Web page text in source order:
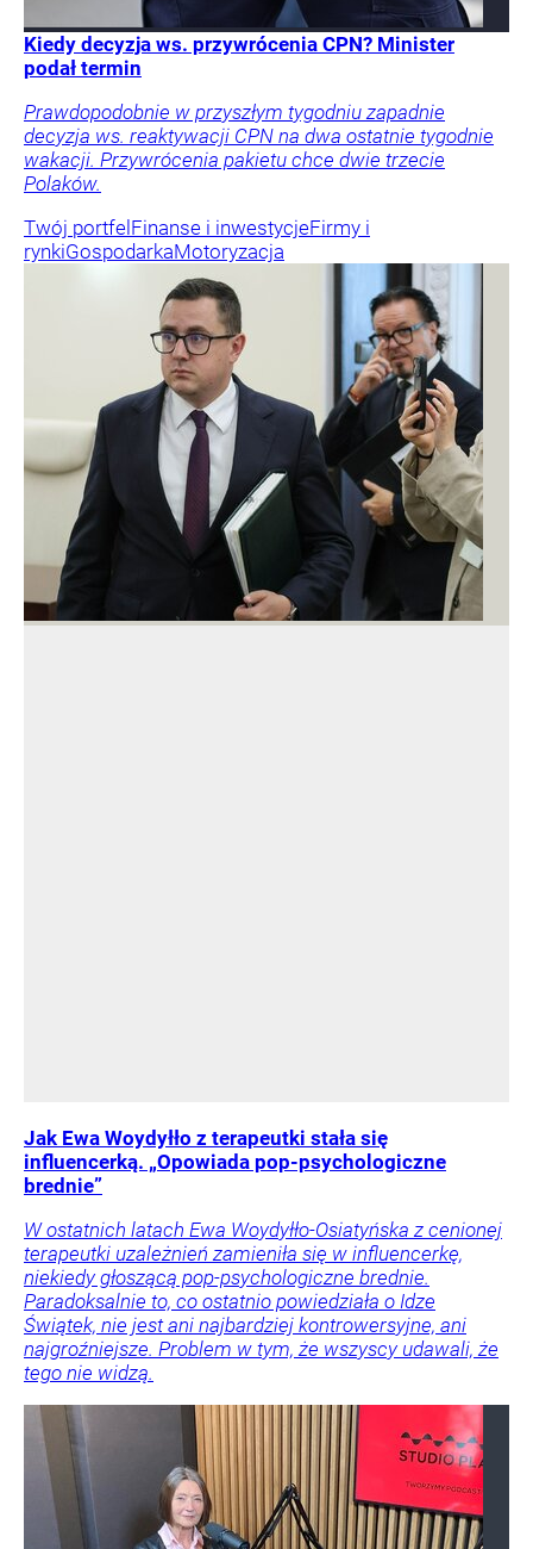
Kiedy decyzja ws. przywrócenia CPN? Minister
podał termin
Prawdopodobnie w przyszłym tygodniu zapadnie
decyzja ws. reaktywacji CPN na dwa ostatnie tygodnie
wakacji. Przywrócenia pakietu chce dwie trzecie
Polaków.
Twój portfelFinanse i inwestycjeFirmy i
rynkiGospodarkaMotoryzacja
Jak Ewa Woydyłło z terapeutki stała się
influencerką. „Opowiada pop-psychologiczne
brednie”
W ostatnich latach Ewa Woydyłło-Osiatyńska z cenionej
terapeutki uzależnień zamieniła się w influencerkę,
niekiedy głoszącą pop-psychologiczne brednie.
Paradoksalnie to, co ostatnio powiedziała o Idze
Świątek, nie jest ani najbardziej kontrowersyjne, ani
najgroźniejsze. Problem w tym, że wszyscy udawali, że
tego nie widzą.